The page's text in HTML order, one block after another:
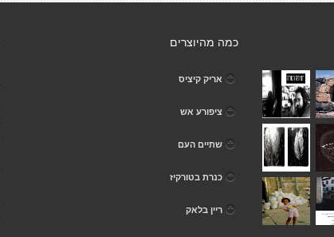
כמה מהיוצרים
אריק קיציס
ציפורע אש
שתיים העם
כנרת בטורקיז
ריין בלאק